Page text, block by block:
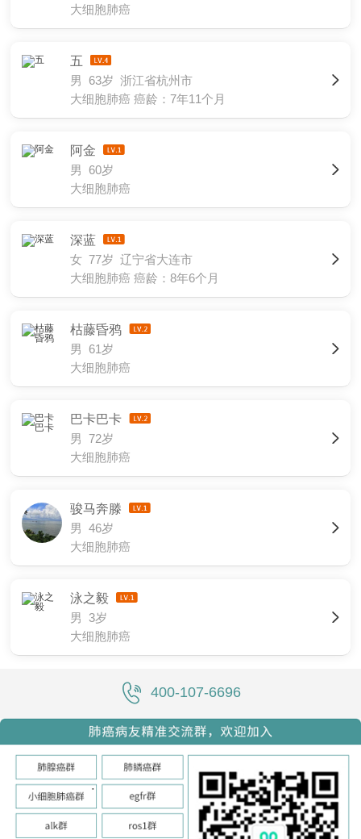
大细胞肺癌
五
男 63岁 浙江省杭州市
大细胞肺癌 癌龄：7年11个月
阿金
男 60岁
大细胞肺癌
深蓝
女 77岁 辽宁省大连市
大细胞肺癌 癌龄：8年6个月
枯藤昏鸦
男 61岁
大细胞肺癌
巴卡巴卡
男 72岁
大细胞肺癌
骏马奔滕
男 46岁
大细胞肺癌
泳之毅
男 3岁
大细胞肺癌
400-107-6696